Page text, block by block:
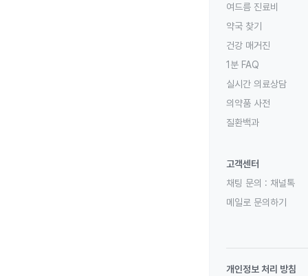
여드름 진료비
약국 찾기
건강 매거진
1분 FAQ
실시간 의료상담
의약품 사전
질환백과
고객센터
채팅 문의 : 채널톡
메일로 문의하기
개인정보 처리 방침